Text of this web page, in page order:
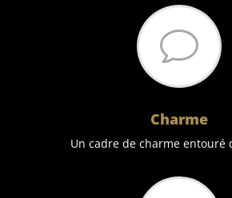
v
Charme
Un cadre de charme entouré